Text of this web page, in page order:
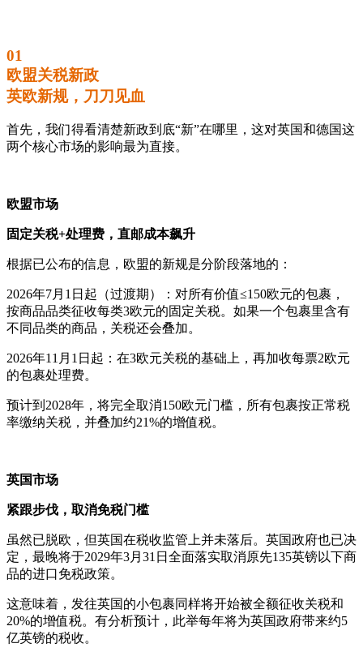
01
欧盟关税新政
英欧新规，刀刀见血
首先，我们得看清楚新政到底“新”在哪里，这对英国和德国这
两个核心市场的影响最为直接。
欧盟市场
固定关税+处理费，直邮成本飙升
根据已公布的信息，欧盟的新规是分阶段落地的：
2026年7月1日起（过渡期）‍：对所有价值≤150欧元的包裹，
按商品品类征收每类3欧元的固定关税。如果一个包裹里含有
不同品类的商品，关税还会叠加。
2026年11月1日起：在3欧元关税的基础上，再加收每票2欧元
的包裹处理费。
预计到2028年，将完全取消150欧元门槛，所有包裹按正常税
率缴纳关税，并叠加约21%的增值税。
英国市场
紧跟步伐，取消免税门槛
虽然已脱欧，但英国在税收监管上并未落后。英国政府也已决
定，最晚将于2029年3月31日全面落实取消原先135英镑以下商
品的进口免税政策。
这意味着，发往英国的小包裹同样将开始被全额征收关税和
20%的增值税。有分析预计，此举每年将为英国政府带来约5
亿英镑的税收。